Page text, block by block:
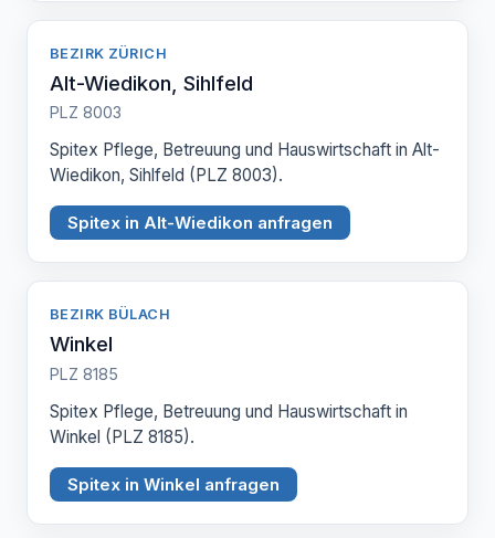
BEZIRK ZÜRICH
Alt-Wiedikon, Sihlfeld
PLZ 8003
Spitex Pflege, Betreuung und Hauswirtschaft in Alt-
Wiedikon, Sihlfeld (PLZ 8003).
Spitex in Alt-Wiedikon anfragen
BEZIRK BÜLACH
Winkel
PLZ 8185
Spitex Pflege, Betreuung und Hauswirtschaft in
Winkel (PLZ 8185).
Spitex in Winkel anfragen